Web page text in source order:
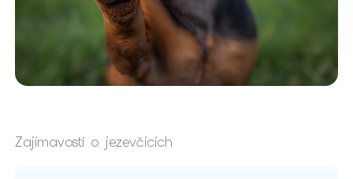
Zajímavosti o jezevčících